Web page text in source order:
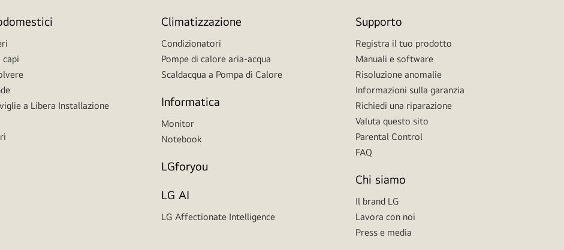
capi
a Libera Installazione
Climatizzazione
Condizionatori
Pompe di calore aria-acqua
Scaldacqua a Pompa di Calore
Informatica
Monitor
Notebook
LGforyou
LG AI
LG Affectionate Intelligence
Supporto
Registra il tuo prodotto
Manuali e software
Risoluzione anomalie
Informazioni sulla garanzia
Richiedi una riparazione
Valuta questo sito
Parental Control
FAQ
Chi siamo
Il brand LG
Lavora con noi
Press e media